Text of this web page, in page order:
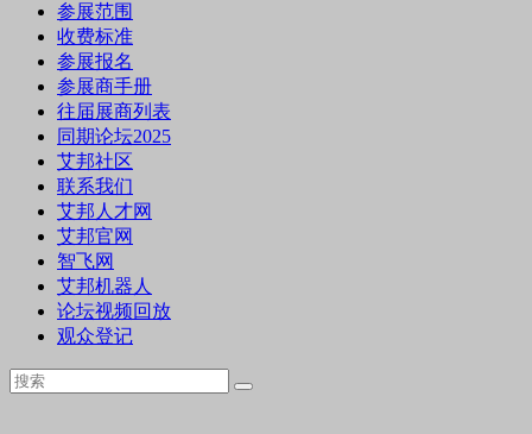
参展范围
收费标准
参展报名
参展商手册
往届展商列表
同期论坛2025
艾邦社区
联系我们
艾邦人才网
艾邦官网
智飞网
艾邦机器人
论坛视频回放
观众登记